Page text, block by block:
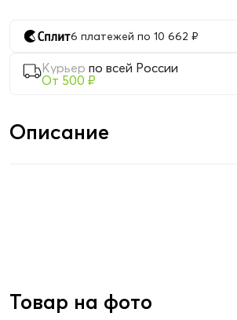
6 платежей по 10 662 ₽
Курьер по всей России
От 500 ₽
Описание
Товар на фото